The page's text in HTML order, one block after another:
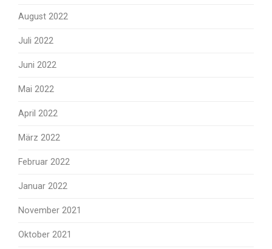
August 2022
Juli 2022
Juni 2022
Mai 2022
April 2022
März 2022
Februar 2022
Januar 2022
November 2021
Oktober 2021